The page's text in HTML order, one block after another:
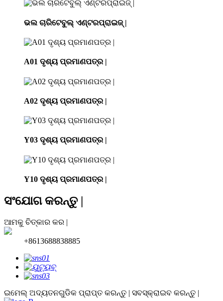
ଭଲ ଚାରିଟେବୁଲ୍ ଏଣ୍ଟରପ୍ରାଇଜ୍ |
A01 ଦୃଶ୍ୟ ପ୍ରମାଣପତ୍ର |
A02 ଦୃଶ୍ୟ ପ୍ରମାଣପତ୍ର |
Y03 ଦୃଶ୍ୟ ପ୍ରମାଣପତ୍ର |
Y10 ଦୃଶ୍ୟ ପ୍ରମାଣପତ୍ର |
ସଂଯୋଗ କରନ୍ତୁ |
ଆମକୁ ଚିତ୍କାର କର |
+8613688838885
ଇମେଲ୍ ଅଦ୍ୟତନଗୁଡିକ ପ୍ରାପ୍ତ କରନ୍ତୁ | ସବସ୍କ୍ରାଇବ କରନ୍ତୁ |